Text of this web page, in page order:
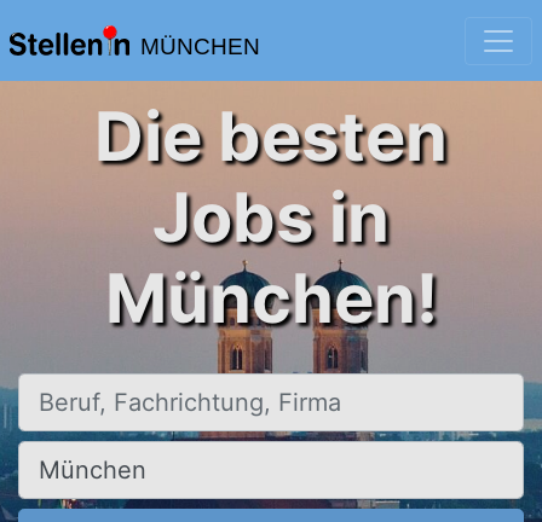
MÜNCHEN
Die besten
Jobs in
München!
Beruf, Fachrichtung, Firma
Ort, Stadt